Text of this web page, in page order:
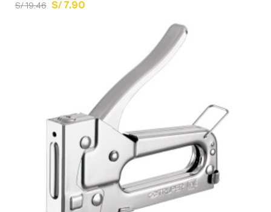
S/ 19.46 S/ 7.90